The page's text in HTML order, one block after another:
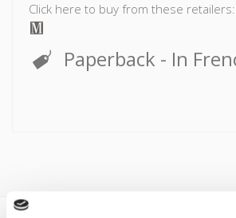
Click here to buy from these retailers:
Paperback - In